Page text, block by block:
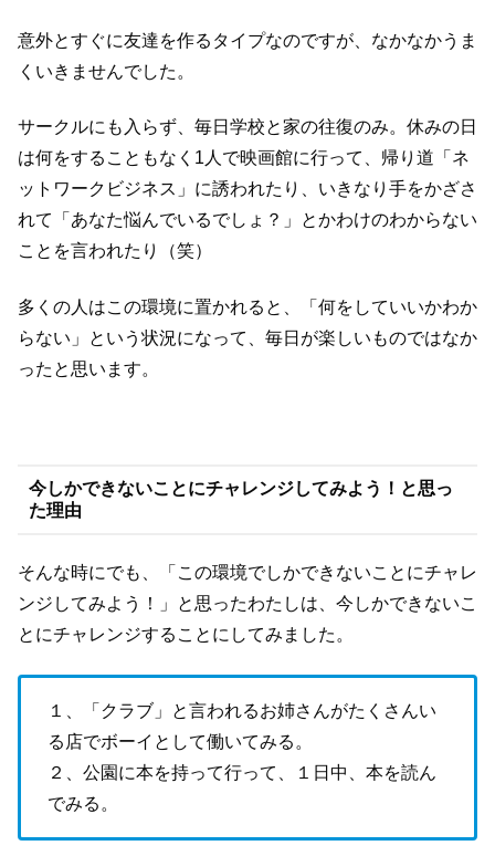
意外とすぐに友達を作るタイプなのですが、なかなかうま
くいきませんでした。
サークルにも入らず、毎日学校と家の往復のみ。休みの日
は何をすることもなく1人で映画館に行って、帰り道「ネ
ットワークビジネス」に誘われたり、いきなり手をかざさ
れて「あなた悩んでいるでしょ？」とかわけのわからない
ことを言われたり（笑）
多くの人はこの環境に置かれると、「何をしていいかわか
らない」という状況になって、毎日が楽しいものではなか
ったと思います。
今しかできないことにチャレンジしてみよう！と思っ
た理由
そんな時にでも、「この環境でしかできないことにチャレ
ンジしてみよう！」と思ったわたしは、今しかできないこ
とにチャレンジすることにしてみました。
１、「クラブ」と言われるお姉さんがたくさんい
る店でボーイとして働いてみる。
２、公園に本を持って行って、１日中、本を読ん
でみる。